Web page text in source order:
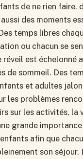
de ne rien faire,
des moments
temps libres
ou chacun se
est échelonné
de sommeil. Des
et adultes
les problèmes
sur les activités, la
grande importance
afin que
son séjour.